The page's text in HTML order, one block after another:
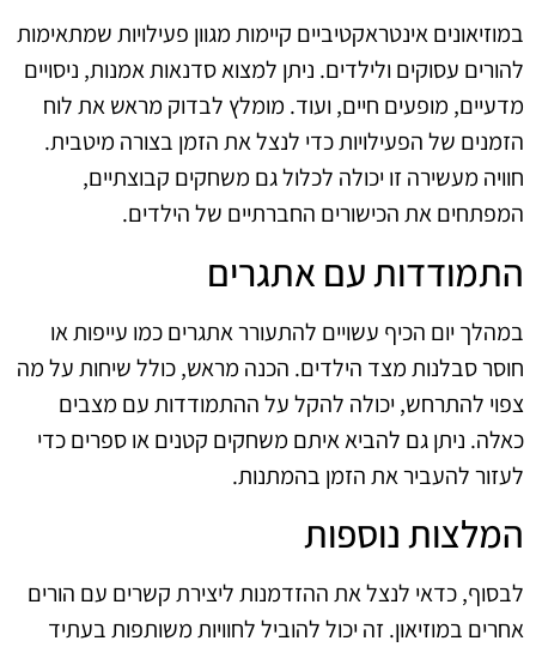
במוזיאונים אינטראקטיביים קיימות מגוון פעילויות שמתאימות
להורים עסוקים ולילדים. ניתן למצוא סדנאות אמנות, ניסויים
מדעיים, מופעים חיים, ועוד. מומלץ לבדוק מראש את לוח
הזמנים של הפעילויות כדי לנצל את הזמן בצורה מיטבית.
חוויה מעשירה זו יכולה לכלול גם משחקים קבוצתיים,
המפתחים את הכישורים החברתיים של הילדים.
התמודדות עם אתגרים
במהלך יום הכיף עשויים להתעורר אתגרים כמו עייפות או
חוסר סבלנות מצד הילדים. הכנה מראש, כולל שיחות על מה
צפוי להתרחש, יכולה להקל על ההתמודדות עם מצבים
כאלה. ניתן גם להביא איתם משחקים קטנים או ספרים כדי
לעזור להעביר את הזמן בהמתנות.
המלצות נוספות
לבסוף, כדאי לנצל את ההזדמנות ליצירת קשרים עם הורים
אחרים במוזיאון. זה יכול להוביל לחוויות משותפות בעתיד